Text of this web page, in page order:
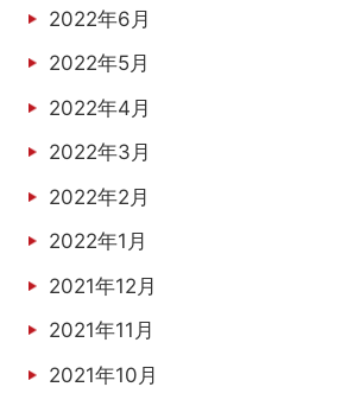
2022年6月
2022年5月
2022年4月
2022年3月
2022年2月
2022年1月
2021年12月
2021年11月
2021年10月